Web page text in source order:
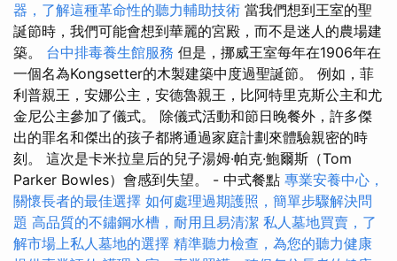
器，了解這種革命性的聽力輔助技術 當我們想到王室的聖
誕節時，我們可能會想到華麗的宮殿，而不是迷人的農場建
築。 台中排毒養生館服務 但是，挪威王室每年在1906年在
一個名為Kongsetter的木製建築中度過聖誕節。 例如，菲
利普親王，安娜公主，安德魯親王，比阿特里克斯公主和尤
金尼公主參加了儀式。 除儀式活動和節日晚餐外，許多傑
出的罪名和傑出的孩子都將通過家庭計劃來體驗親密的時
刻。 這次是卡米拉皇后的兒子湯姆·帕克·鮑爾斯（Tom
Parker Bowles）會感到失望。 - 中式餐點 專業安養中心，
關懷長者的最佳選擇 如何處理過期護照，簡單步驟解決問
題 高品質的不鏽鋼水槽，耐用且易清潔 私人墓地買賣，了
解市場上私人墓地的選擇 精準聽力檢查，為您的聽力健康